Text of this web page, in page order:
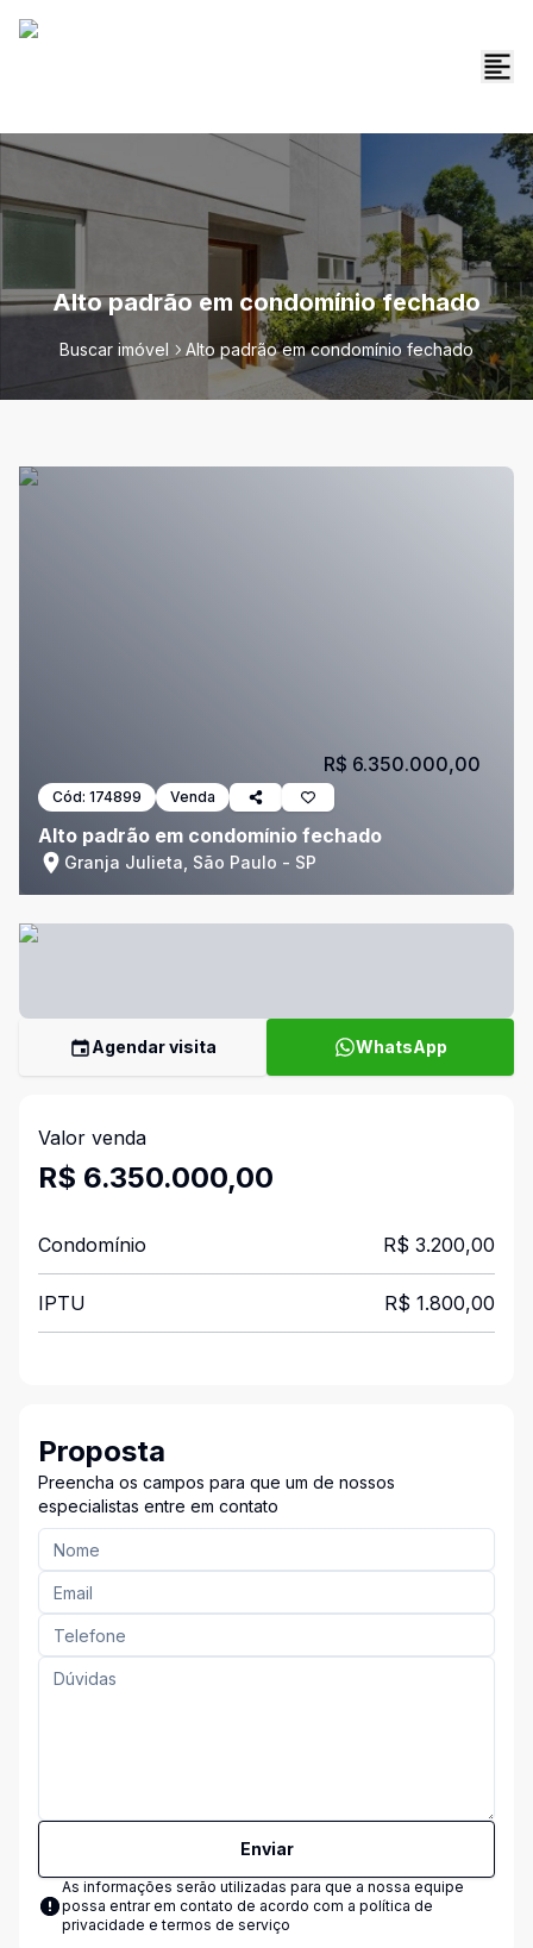
Alto padrão em condomínio fechado
Buscar imóvel Alto padrão em condomínio fechado
Cód: 174899 Venda
Alto padrão em condomínio fechado
Granja Julieta, São Paulo - SP
R$ 6.350.000,00
Agendar visita WhatsApp
Valor venda
R$ 6.350.000,00
Condomínio R$ 3.200,00
IPTU R$ 1.800,00
Proposta
Preencha os campos para que um de nossos
especialistas entre em contato
Enviar
As informações serão utilizadas para que a nossa equipe
possa entrar em contato de acordo com a política de
privacidade e termos de serviço